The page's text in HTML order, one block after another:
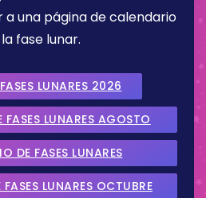
una página de calendario
fase lunar.
LUNARES 2026
FASES LUNARES AGOSTO
2026
DE FASES LUNARES
2026
LUNARES OCTUBRE